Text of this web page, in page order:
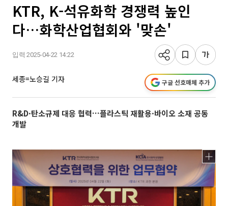
KTR, K-석유화학 경쟁력 높인
다…화학산업협회와 '맞손'
입력 2025-04-22 14:22
세종=노승길 기자 구글 선호매체 추가
R&D·탄소규제 대응 협력…플라스틱 재활용·바이오 소재 공동
개발